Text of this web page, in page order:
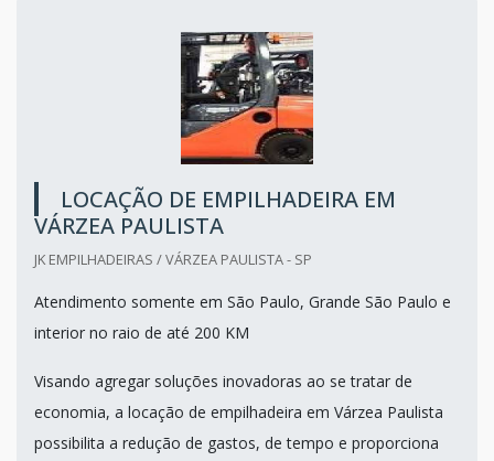
LOCAÇÃO DE EMPILHADEIRA EM
VÁRZEA PAULISTA
JK EMPILHADEIRAS / VÁRZEA PAULISTA - SP
Atendimento somente em São Paulo, Grande São Paulo e
interior no raio de até 200 KM
Visando agregar soluções inovadoras ao se tratar de
economia, a locação de empilhadeira em Várzea Paulista
possibilita a redução de gastos, de tempo e proporciona